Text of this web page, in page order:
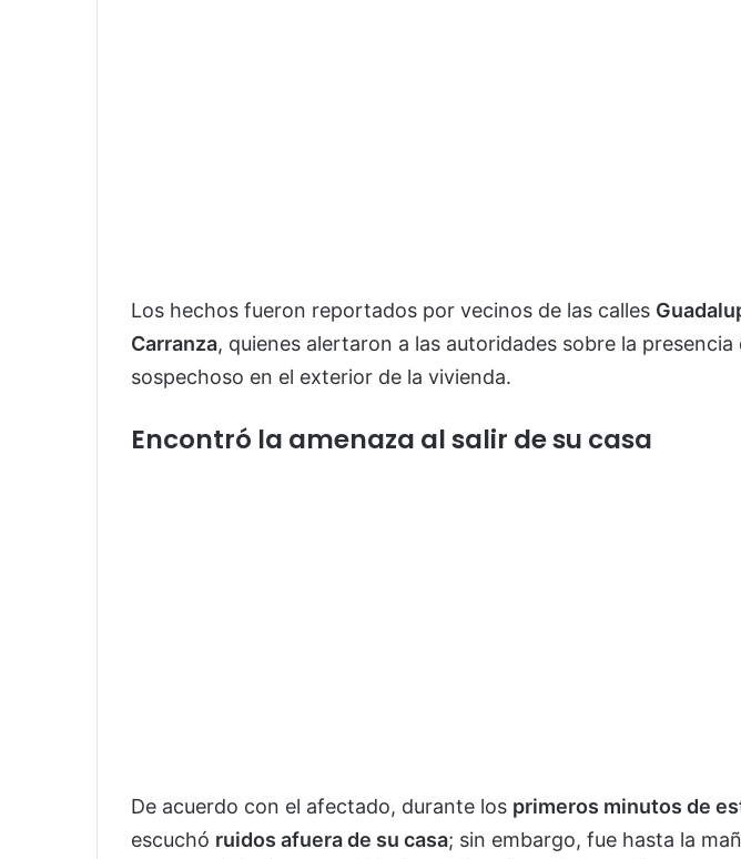
Los hechos fueron reportados por vecinos de las calles
Carranza, quienes alertaron a las autoridades sobre la
sospechoso en el exterior de la vivienda.
Encontró la amenaza al salir de su casa
De acuerdo con el afectado, durante los primeros minutos de
escuchó ruidos afuera de su casa; sin embargo, fue hasta la